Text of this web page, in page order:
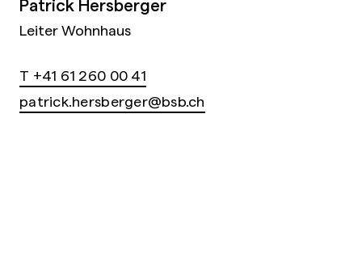
Leiter Wohnhaus
T +41 61 260 00 41
patrick.hersberger@bsb.ch